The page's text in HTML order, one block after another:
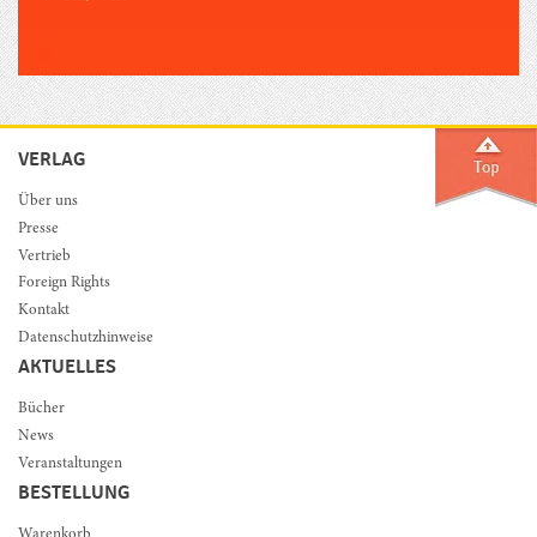
VERLAG
Über uns
Presse
Vertrieb
Foreign Rights
Kontakt
Datenschutzhinweise
AKTUELLES
Bücher
News
Veranstaltungen
BESTELLUNG